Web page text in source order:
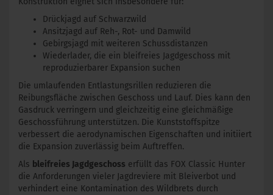
Drückjagd auf Schwarzwild
Ansitzjagd auf Reh-, Rot- und Damwild
Gebirgsjagd mit weiteren Schussdistanzen
Wiederlader, die ein bleifreies Jagdgeschoss mit
reproduzierbarer Expansion suchen
Die umlaufenden Entlastungsrillen reduzieren die
Reibungsfläche zwischen Geschoss und Lauf. Dies kann den
Gasdruck verringern und gleichzeitig eine gleichmäßige
Geschossführung unterstützen. Die Kunststoffspitze
verbessert die aerodynamischen Eigenschaften und initiiert
die Expansion zuverlässig beim Auftreffen.
Als bleifreies Jagdgeschoss erfüllt das FOX Classic Hunter
die Anforderungen vieler Jagdreviere mit Bleiverbot und
verhindert eine Kontamination des Wildbrets durch